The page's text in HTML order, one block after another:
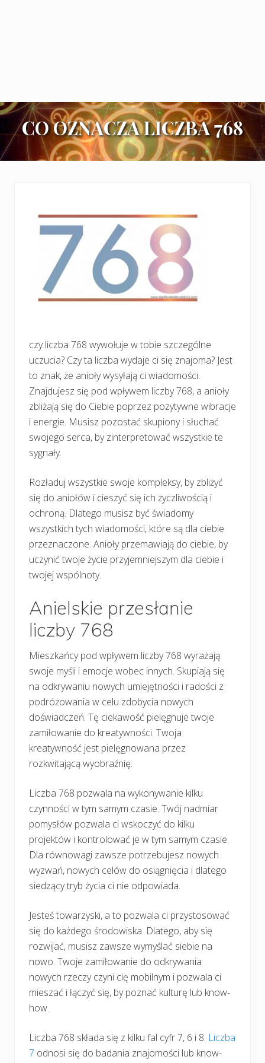
CO OZNACZA LICZBA 768
czy liczba 768 wywołuje w tobie szczególne
uczucia? Czy ta liczba wydaje ci się znajoma? Jest
to znak, że anioły wysyłają ci wiadomości.
Znajdujesz się pod wpływem liczby 768, a anioły
zbliżają się do Ciebie poprzez pozytywne wibracje
i energie. Musisz pozostać skupiony i słuchać
swojego serca, by zinterpretować wszystkie te
sygnały.
Rozładuj wszystkie swoje kompleksy, by zbliżyć
się do aniołów i cieszyć się ich życzliwością i
ochroną. Dlatego musisz być świadomy
wszystkich tych wiadomości, które są dla ciebie
przeznaczone. Anioły przemawiają do ciebie, by
uczynić twoje życie przyjemniejszym dla ciebie i
twojej wspólnoty.
Anielskie przesłanie
liczby 768
Mieszkańcy pod wpływem liczby 768 wyrażają
swoje myśli i emocje wobec innych. Skupiają się
na odkrywaniu nowych umiejętności i radości z
podróżowania w celu zdobycia nowych
doświadczeń. Tę ciekawość pielęgnuje twoje
zamiłowanie do kreatywności. Twoja
kreatywność jest pielęgnowana przez
rozkwitającą wyobraźnię.
Liczba 768 pozwala na wykonywanie kilku
czynności w tym samym czasie. Twój nadmiar
pomysłów pozwala ci wskoczyć do kilku
projektów i kontrolować je w tym samym czasie.
Dla równowagi zawsze potrzebujesz nowych
wyzwań, nowych celów do osiągnięcia i dlatego
siedzący tryb życia ci nie odpowiada.
Jesteś towarzyski, a to pozwala ci przystosować
się do każdego środowiska. Dlatego, aby się
rozwijać, musisz zawsze wymyślać siebie na
nowo. Twoje zamiłowanie do odkrywania
nowych rzeczy czyni cię mobilnym i pozwala ci
mieszać i łączyć się, by poznać kulturę lub know-
how.
Liczba 768 składa się z kilku fal cyfr 7, 6 i 8. Liczba
7 odnosi się do badania znajomości lub know-